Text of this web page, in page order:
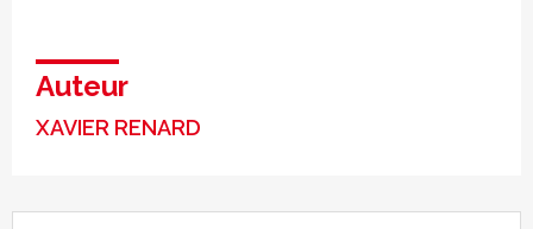
Auteur
XAVIER RENARD